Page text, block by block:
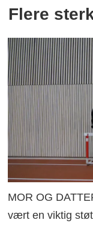
Flere
MOR OG
vært en viktig